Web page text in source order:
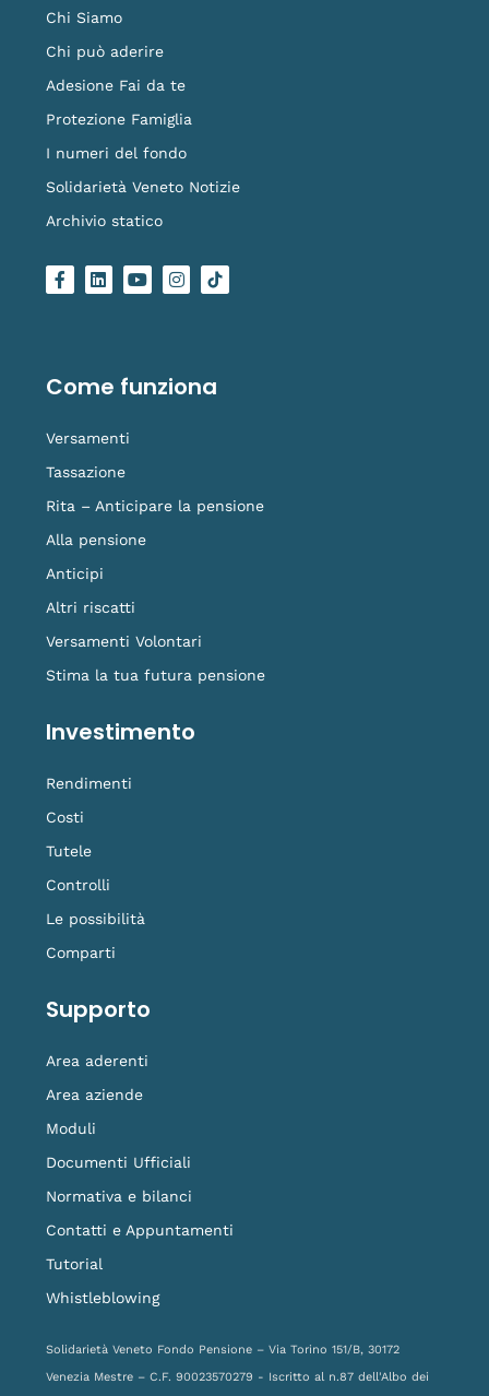
Chi Siamo
Chi può aderire
Adesione Fai da te
Protezione Famiglia
I numeri del fondo
Solidarietà Veneto Notizie
Archivio statico
F
a
o
k
L
i
i
n
Y
o
e
I
n
r
a
L
o
i
k
Come funziona
Versamenti
Tassazione
Rita – Anticipare la pensione
Alla pensione
Anticipi
Altri riscatti
Versamenti Volontari
Stima la tua futura pensione
Investimento
Rendimenti
Costi
Tutele
Controlli
Le possibilità
Comparti
Supporto
Area aderenti
Area aziende
Moduli
Documenti Ufficiali
Normativa e bilanci
Contatti e Appuntamenti
Tutorial
Whistleblowing
Solidarietà Veneto Fondo Pensione – Via Torino 151/B, 30172
Venezia Mestre – C.F. 90023570279 - Iscritto al n.87 dell'Albo dei